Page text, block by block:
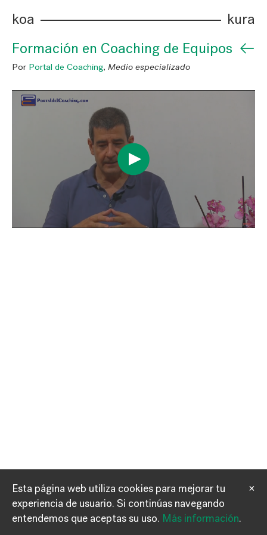
koa kura
Información Contacto
Formación en Coaching de Equipos ←
Por Portal de Coaching, Medio especializado
PLAY
×
Esta página web utiliza cookies para mejorar tu
experiencia de usuario. Si continúas navegando
entendemos que aceptas su uso. Más información.